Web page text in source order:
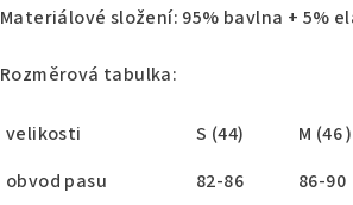
Materiálové složení: 95% bavlna + 5%
Rozměrová tabulka:
velikosti S (44) M (46 )
obvod pasu
82-86 86-90